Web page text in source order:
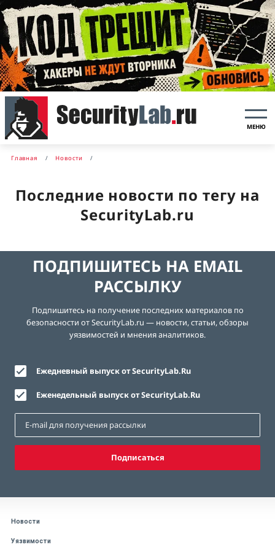
МЕНЮ
Главная Новости
Последние новости по тегу на
SecurityLab.ru
ПОДПИШИТЕСЬ НА EMAIL
РАССЫЛКУ
Подпишитесь на получение последних материалов по
безопасности от SecurityLab.ru — новости, статьи, обзоры
уязвимостей и мнения аналитиков.
Ежедневный выпуск от SecurityLab.Ru
Еженедельный выпуск от SecurityLab.Ru
Подписаться
Новости
Уязвимости